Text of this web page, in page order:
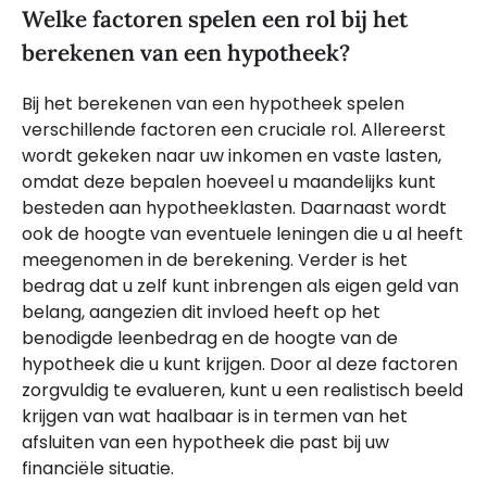
Welke factoren spelen een rol bij het
berekenen van een hypotheek?
Bij het berekenen van een hypotheek spelen
verschillende factoren een cruciale rol. Allereerst
wordt gekeken naar uw inkomen en vaste lasten,
omdat deze bepalen hoeveel u maandelijks kunt
besteden aan hypotheeklasten. Daarnaast wordt
ook de hoogte van eventuele leningen die u al heeft
meegenomen in de berekening. Verder is het
bedrag dat u zelf kunt inbrengen als eigen geld van
belang, aangezien dit invloed heeft op het
benodigde leenbedrag en de hoogte van de
hypotheek die u kunt krijgen. Door al deze factoren
zorgvuldig te evalueren, kunt u een realistisch beeld
krijgen van wat haalbaar is in termen van het
afsluiten van een hypotheek die past bij uw
financiële situatie.